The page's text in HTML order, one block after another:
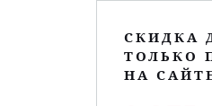
СКИДКА
ТОЛЬКО
НА